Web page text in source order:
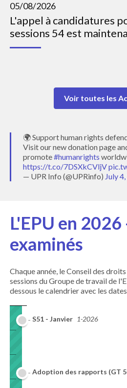
05/08/2026
L'appel à candidatures
sessions 54 est
Voir toutes les
🌍 Support human rights
Visit our new donation page
promote#humanrights
https://t.co/7DSXkCVljV
— UPR Info (@UPRinfo) July
L'EPU en
examinés
Chaque année, le Conseil des
sessions du Groupe de travail de
dessous le calendrier avec les
S51 - Janvier 1-2026
Adoption des rapports (GT